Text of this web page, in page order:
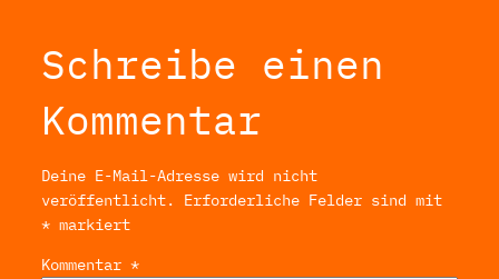
Schreibe einen
Kommentar
Deine E-Mail-Adresse wird nicht
veröffentlicht. Erforderliche Felder sind mit
*markiert
Kommentar *